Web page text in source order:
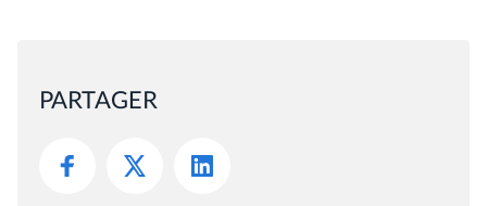
PARTAGER